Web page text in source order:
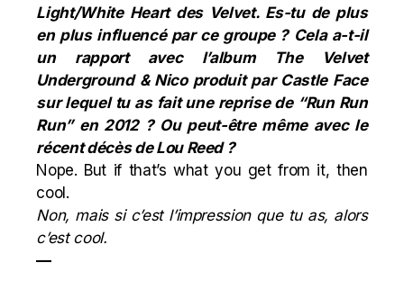
Light/White Heart des Velvet. Es-tu de plus
en plus influencé par ce groupe ? Cela a-t-il
un rapport avec l’album The Velvet
Underground & Nico produit par Castle Face
sur lequel tu as fait une reprise de “Run Run
Run” en 2012 ? Ou peut-être même avec le
récent décès de Lou Reed ?
Nope. But if that’s what you get from it, then
cool.
Non, mais si c’est l’impression que tu as, alors
c’est cool.
—